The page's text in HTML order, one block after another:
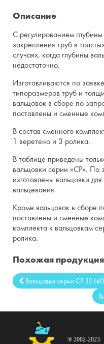
толщина стенки, мм)
Диапазон развальцовки,
мм (d мин. - d макс.)
Рабочая длина ролика L,
мм
Глубина вальцевания, мм
(Lмин. - Lмакс.)
Размер квадрата
Описание
C регулированием
закрепления труб в
случаях, когда глубины
недостаточно.
Изготавливаются по
типоразмеров труб и
вальцовок в сборе по
поставлены и сменные
В состав сменного
1 веретено и 3 ролика.
В таблице приведены
вальцовки серии «СР». По
изготовлены вальцовки
вальцевания.
Кроме вальцовок в сборе
поставлены и сменные
комплекта к вальцовкам
ролика.
Похожая продукция
Вальцовка серии СР-13
® 2002-2023